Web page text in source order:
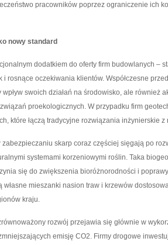
pracowników poprzez ograniczenie ich
nowy standard
dodatkiem do oferty firm budowlanych –
i rosnące oczekiwania klientów. Współczesne
swoich działań na środowisko, ale również
proekologicznych. W przypadku firm
które łączą tradycyjne rozwiązania inżynierskie
skarp coraz częściej sięgają po
systemami korzeniowymi roślin. Taka
się do zwiększenia bioróżnorodności i
mieszanki nasion traw i krzewów
kraju.
rozwój przejawia się głównie w
emisję CO2. Firmy drogowe